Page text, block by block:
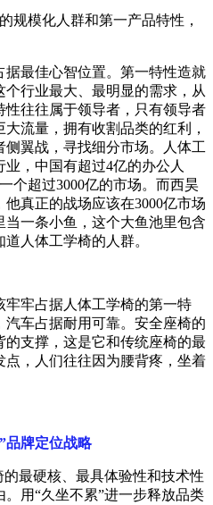
规模化人群和第一产品特性，
最佳心智位置。第一特性造就
行业最大、最明显的需求，从
往往属于领导者，只有领导者
流量，拥有收割品类的红利，
翼战，寻找细分市场。人体工
业，中国有超过4亿的办公人
个超过3000亿的市场。而西昊
他真正的战场应该在3000亿市场
一条小鱼，这个大鱼池里包含
人体工学椅的人群。
牢占据人体工学椅的第一特
车占据耐用可靠。安全座椅的
支撑，这是它和传统座椅的最
，人们往往因为腰背疼，坐着
品牌定位战略
最硬核、最具体验性和技术性
用“久坐不累”进一步释放品类